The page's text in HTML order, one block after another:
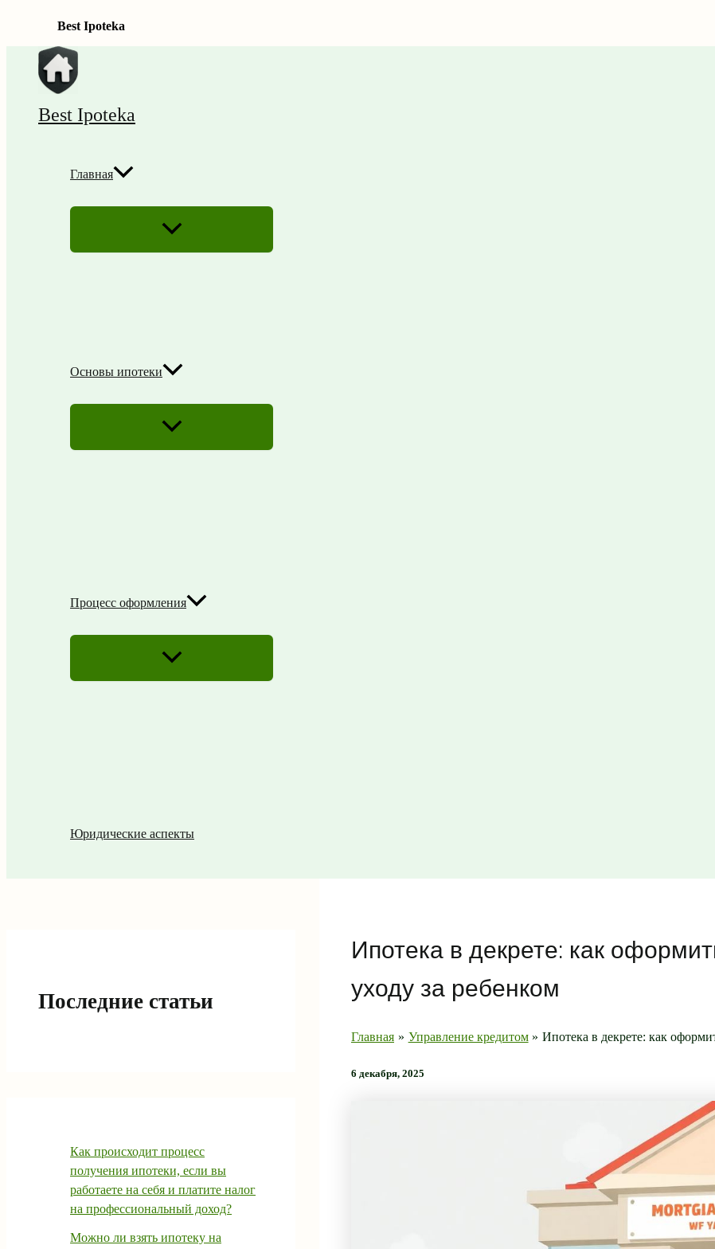
Best Ipoteka
Перейти
содержимому
Best Ipoteka
Главная
ПЕРЕКЛЮЧАТЕЛЬ
МЕНЮ
Основы ипотеки
ПЕРЕКЛЮЧАТЕЛЬ
МЕНЮ
Процесс оформления
ПЕРЕКЛЮЧАТЕЛЬ
Юридические аспекты
Последние статьи
Как происходит процесс
получения ипотеки, если вы
работаете на себя и платите налог
на профессиональный доход?
Можно ли взять ипотеку на
Ипотека в декрете: как
уходу за ребенком
Главная Управление кредитом Ипотека в декрете: как
6 декабря, 2025